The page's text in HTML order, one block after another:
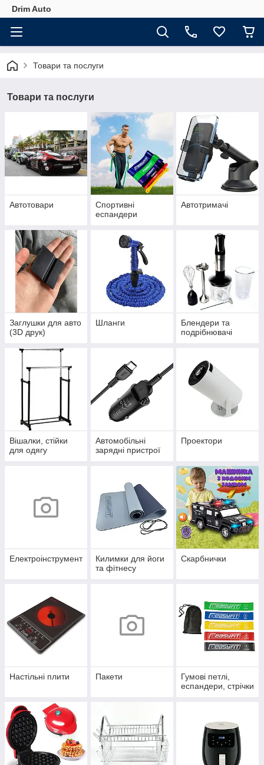
Drim Auto
Товари та послуги
Товари та послуги
Автотовари
Спортивні
еспандери
Автотримачі
Заглушки для авто
(3D друк)
Шланги
Блендери та
подрібнювачі
Вішалки, стійки
для одягу
Автомобільні
зарядні пристрої
Проектори
Електроінструмент
Килимки для йоги
та фітнесу
Скарбнички
Настільні плити Пакети
Гумові петлі,
еспандери, стрічки